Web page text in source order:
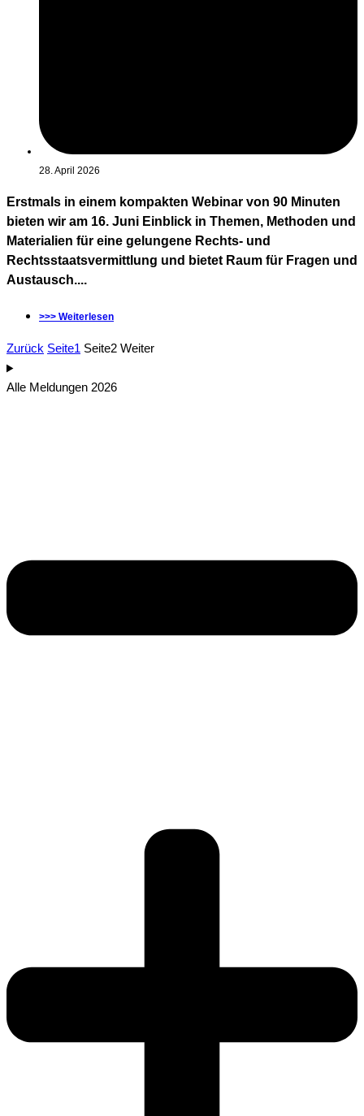
28. April 2026
Erstmals in einem kompakten Webinar von 90 Minuten
bieten wir am 16. Juni Einblick in Themen, Methoden und
Materialien für eine gelungene Rechts- und
Rechtsstaatsvermittlung und bietet Raum für Fragen und
Austausch....
>>> Weiterlesen
Zurück Seite1 Seite2 Weiter
Alle Meldungen 2026